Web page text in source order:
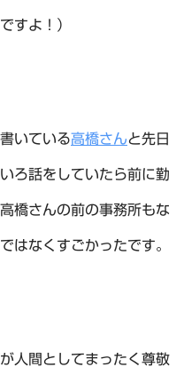
すよ！）
いている高橋さんと先日
ろ話をしていたら前に勤
橋さんの前の事務所もな
はなくすごかったです。
人間としてまったく尊敬